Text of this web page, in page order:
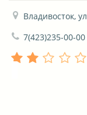
Владивосток,
7(423)235-00-00